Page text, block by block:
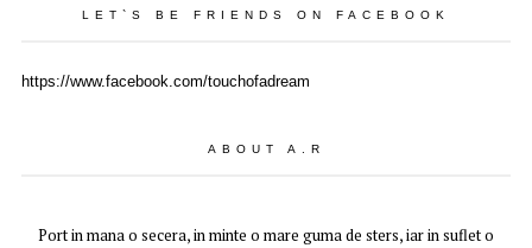
LET`S BE FRIENDS ON FACEBOOK
https://www.facebook.com/touchofadream
ABOUT A.R
Port in mana o secera, in minte o mare guma de sters, iar in suflet o